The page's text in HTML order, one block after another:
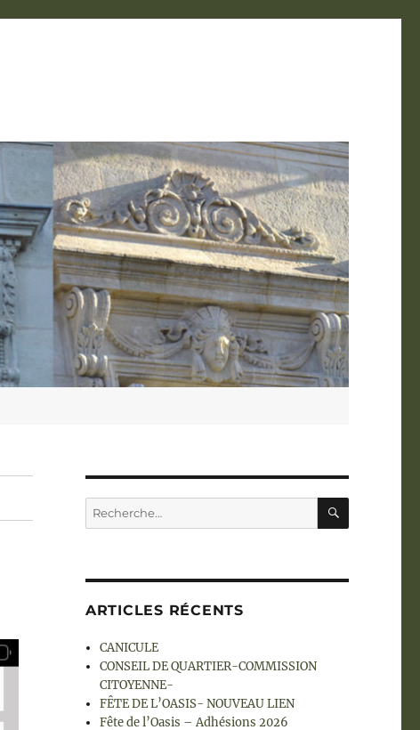
Recherche
pour :
ARTICLES RÉCENTS
CANICULE
CONSEIL DE QUARTIER-COMMISSION
CITOYENNE-
FÊTE DE L’OASIS- NOUVEAU LIEN
Fête de l’Oasis – Adhésions 2026